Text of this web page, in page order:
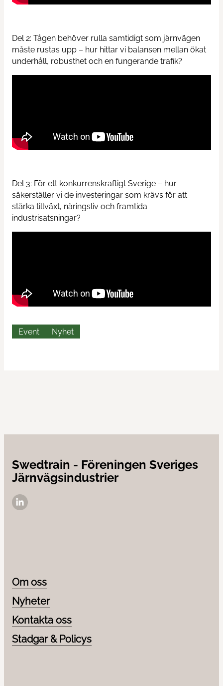
Del 2: Tågen behöver rulla samtidigt som järnvägen
måste rustas upp – hur hittar vi balansen mellan ökat
underhåll, robusthet och en fungerande trafik?
Del 3: För ett konkurrenskraftigt Sverige – hur
säkerställer vi de investeringar som krävs för att
stärka tillväxt, näringsliv och framtida
industrisatsningar?
Event Nyhet
Swedtrain - Föreningen Sveriges
Järnvägsindustrier
Om oss
Nyheter
Kontakta oss
Stadgar & Policys